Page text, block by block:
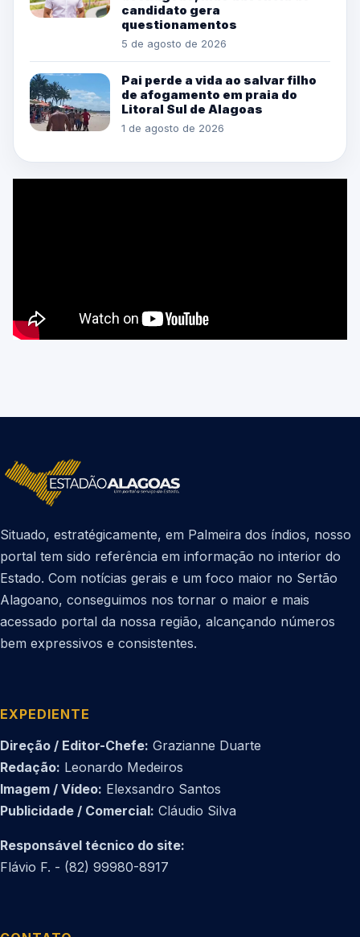
candidato gera
questionamentos
5 de agosto de 2026
Pai perde a vida ao salvar filho
de afogamento em praia do
Litoral Sul de Alagoas
1 de agosto de 2026
Situado, estratégicamente, em Palmeira dos índios, nosso
portal tem sido referência em informação no interior do
Estado. Com notícias gerais e um foco maior no Sertão
Alagoano, conseguimos nos tornar o maior e mais
acessado portal da nossa região, alcançando números
bem expressivos e consistentes.
EXPEDIENTE
Direção / Editor-Chefe: Grazianne Duarte
Redação: Leonardo Medeiros
Imagem / Vídeo: Elexsandro Santos
Publicidade / Comercial: Cláudio Silva
Responsável técnico do site:
Flávio F. - (82) 99980-8917